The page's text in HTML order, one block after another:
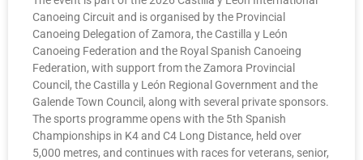
Canoeing Circuit and is organised by the Provincial
Canoeing Delegation of Zamora, the Castilla y León
Canoeing Federation and the Royal Spanish Canoeing
Federation, with support from the Zamora Provincial
Council, the Castilla y León Regional Government and the
Galende Town Council, along with several private sponsors.
The sports programme opens with the 5th Spanish
Championships in K4 and C4 Long Distance, held over
5,000 metres, and continues with races for veterans, senior,